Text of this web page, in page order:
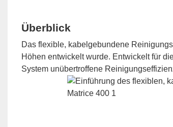
Überblick
Das flexible, kabelgebundene
Höhen entwickelt wurde. Entwickelt für
System unübertroffene